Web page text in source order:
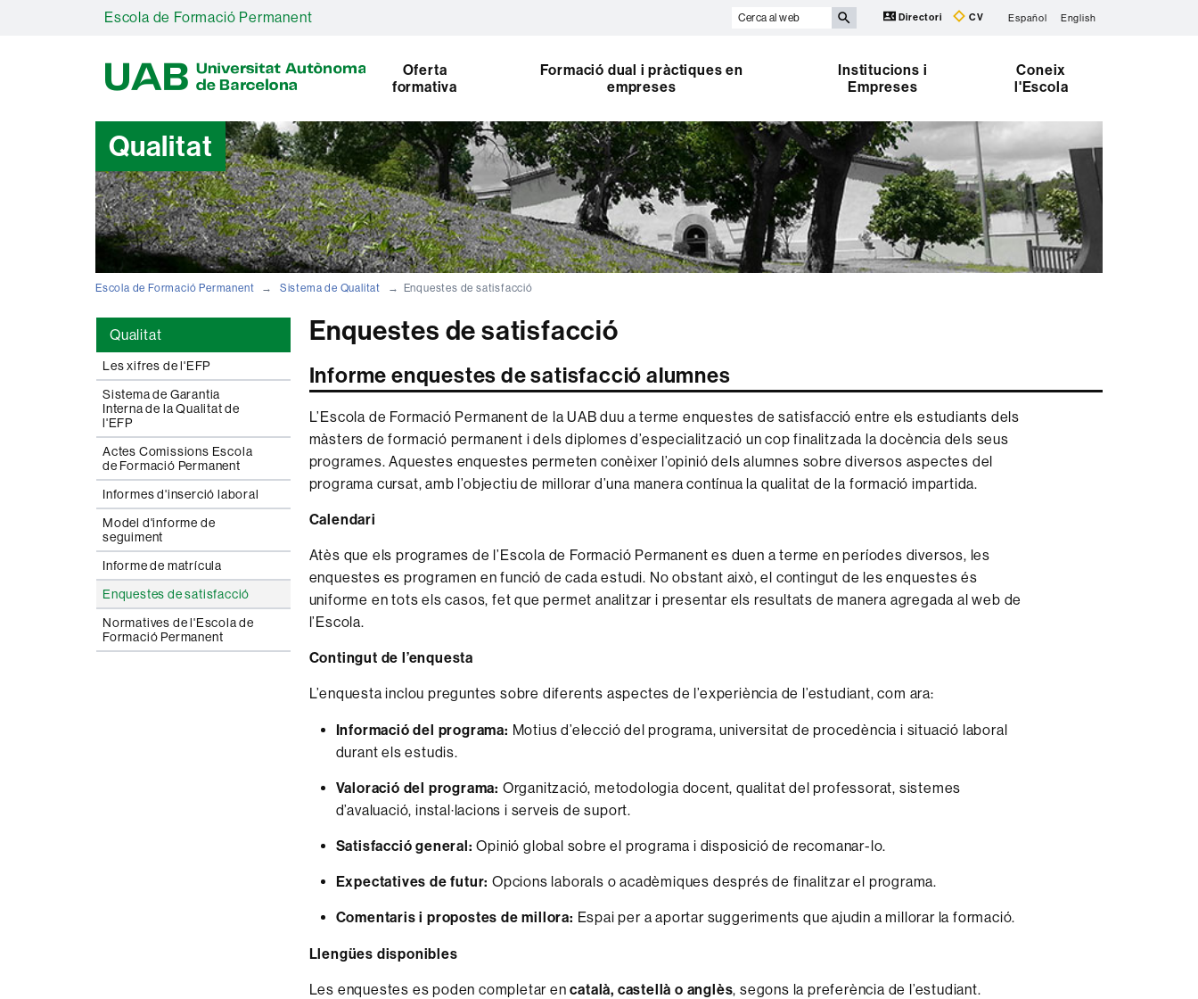
Escola de Formació Permanent
Cerca
Directori CV Español English
B
Oferta
formativa
Formació dual i pràctiques en
empreses
Institucions i
Empreses
Coneix
l'Escola
Qualitat
Escola de Formació Permanent Sistema de Qualitat Enquestes de satisfacció
Qualitat
Les xifres de l'EFP
Sistema de Garantia
Interna de la Qualitat de
l'EFP
Actes Comissions Escola
de Formació Permanent
Informes d'inserció laboral
Model d'informe de
seguiment
Informe de matrícula
Enquestes de satisfacció
Normatives de l'Escola de
Formació Permanent
Enquestes de satisfacció
Informe enquestes de satisfacció alumnes
L’Escola de Formació Permanent de la UAB duu a terme enquestes de satisfacció entre els estudiants dels
màsters de formació permanent i dels diplomes d’especialització un cop finalitzada la docència dels seus
programes. Aquestes enquestes permeten conèixer l’opinió dels alumnes sobre diversos aspectes del
programa cursat, amb l’objectiu de millorar d’una manera contínua la qualitat de la formació impartida.
Calendari
Atès que els programes de l’Escola de Formació Permanent es duen a terme en períodes diversos, les
enquestes es programen en funció de cada estudi. No obstant això, el contingut de les enquestes és
uniforme en tots els casos, fet que permet analitzar i presentar els resultats de manera agregada al web de
l’Escola.
Contingut de l’enquesta
L’enquesta inclou preguntes sobre diferents aspectes de l’experiència de l’estudiant, com ara:
Informació del programa: Motius d’elecció del programa, universitat de procedència i situació laboral
durant els estudis.
Valoració del programa: Organització, metodologia docent, qualitat del professorat, sistemes
d’avaluació, instal·lacions i serveis de suport.
Satisfacció general: Opinió global sobre el programa i disposició de recomanar-lo.
Expectatives de futur: Opcions laborals o acadèmiques després de finalitzar el programa.
Comentaris i propostes de millora: Espai per a aportar suggeriments que ajudin a millorar la formació.
Llengües disponibles
Les enquestes es poden completar encatalà, castellà o anglès, segons la preferència de l’estudiant.